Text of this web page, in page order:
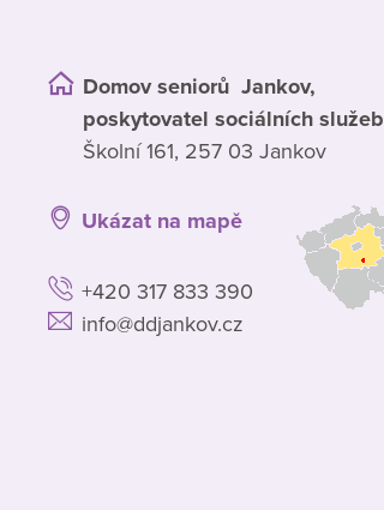
Domov seniorů Jankov,
poskytovatel sociálních služeb
Školní 161, 257 03 Jankov
Ukázat na mapě
+420 317 833 390
info@ddjankov.cz